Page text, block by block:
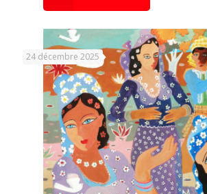
24 décembre 2025